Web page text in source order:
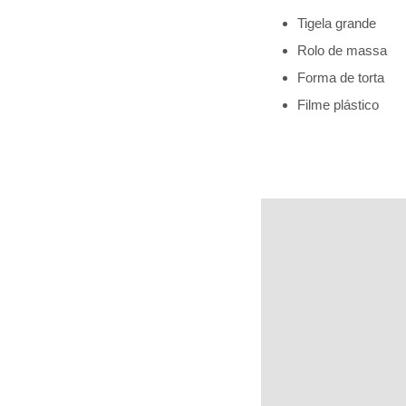
Tigela grande
Rolo de massa
Forma de torta
Filme plástico